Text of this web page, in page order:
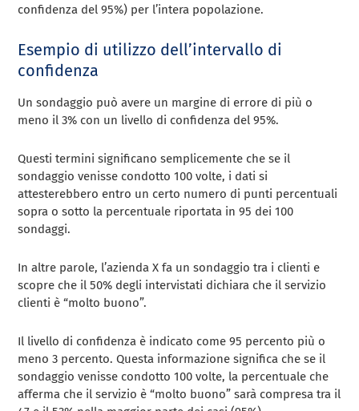
confidenza del 95%) per l’intera popolazione.
Esempio di utilizzo dell’intervallo di
confidenza
Un sondaggio può avere un margine di errore di più o
meno il 3% con un livello di confidenza del 95%.
Questi termini significano semplicemente che se il
sondaggio venisse condotto 100 volte, i dati si
attesterebbero entro un certo numero di punti percentuali
sopra o sotto la percentuale riportata in 95 dei 100
sondaggi.
In altre parole, l’azienda X fa un sondaggio tra i clienti e
scopre che il 50% degli intervistati dichiara che il servizio
clienti è “molto buono”.
Il livello di confidenza è indicato come 95 percento più o
meno 3 percento. Questa informazione significa che se il
sondaggio venisse condotto 100 volte, la percentuale che
afferma che il servizio è “molto buono” sarà compresa tra il